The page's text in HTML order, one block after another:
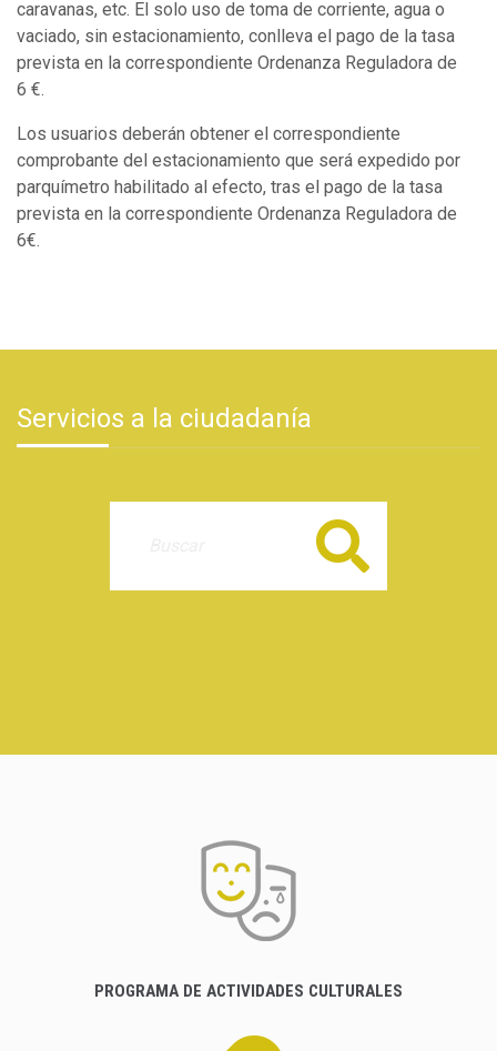
caravanas, etc. El solo uso de toma de corriente, agua o
vaciado, sin estacionamiento, conlleva el pago de la tasa
prevista en la correspondiente Ordenanza Reguladora de
6 €.
Los usuarios deberán obtener el correspondiente
comprobante del estacionamiento que será expedido por
parquímetro habilitado al efecto, tras el pago de la tasa
prevista en la correspondiente Ordenanza Reguladora de
6€.
Servicios a la ciudadanía
Buscar
PROGRAMA DE ACTIVIDADES CULTURALES